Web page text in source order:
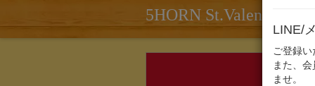
5HORN St.Valentine’s
LINE/
ご登録
また、
ませ。